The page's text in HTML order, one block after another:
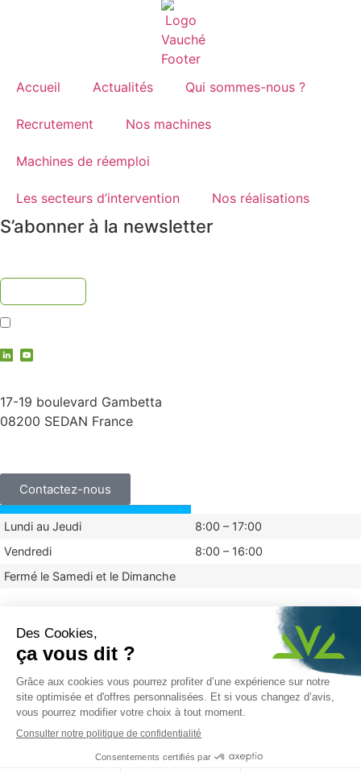
Accueil Actualités Qui sommes-nous ?
Recrutement Nos machines
Machines de réemploi
Les secteurs d’intervention Nos réalisations
S’abonner à la newsletter
17-19 boulevard Gambetta
08200 SEDAN France
Contactez-nous
Lundi au Jeudi
8:00 – 17:00
Vendredi
8:00 – 16:00
Fermé le Samedi et le Dimanche
Mentions légales Politique de confidentialité
© 2024 Vauché Réalisé par Graphik Impact